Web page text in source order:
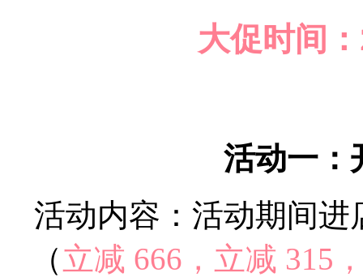
大促时间
活动一：
活动内容：活动期间
（立减 666，立减 315